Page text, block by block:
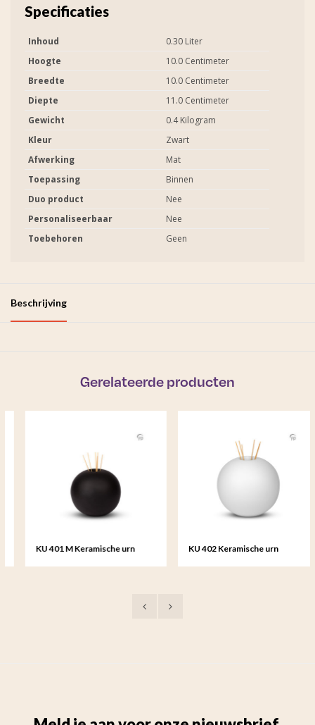
Specificaties
Inhoud
0.30 Liter
Hoogte
10.0 Centimeter
Breedte
10.0 Centimeter
Diepte
11.0 Centimeter
Gewicht
0.4 Kilogram
Kleur
Zwart
Afwerking
Mat
Toepassing
Binnen
Duo product
Nee
Personaliseerbaar
Nee
Toebehoren
Geen
Beschrijving
Gerelateerde producten
KU 401 M Keramische urn
KU 402 Keramische urn